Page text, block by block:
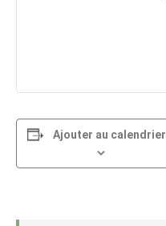
Ajouter au calendrier